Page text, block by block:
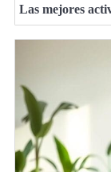
Las mejores